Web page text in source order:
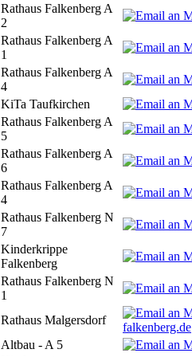
Rathaus Falkenberg A
2
Rathaus Falkenberg A
1
Rathaus Falkenberg A
4
KiTa Taufkirchen
Rathaus Falkenberg A
5
Rathaus Falkenberg A
6
Rathaus Falkenberg A
4
Rathaus Falkenberg N
7
Kinderkrippe
Falkenberg
Rathaus Falkenberg N
1
Rathaus Malgersdorf
falkenberg.de
Altbau - A 5